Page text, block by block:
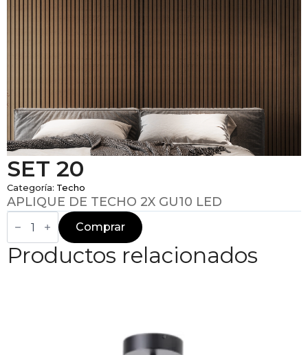
SET 20
Categoría: Techo
APLIQUE DE TECHO 2X GU10 LED
SET
20
Comprar
Productos relacionados